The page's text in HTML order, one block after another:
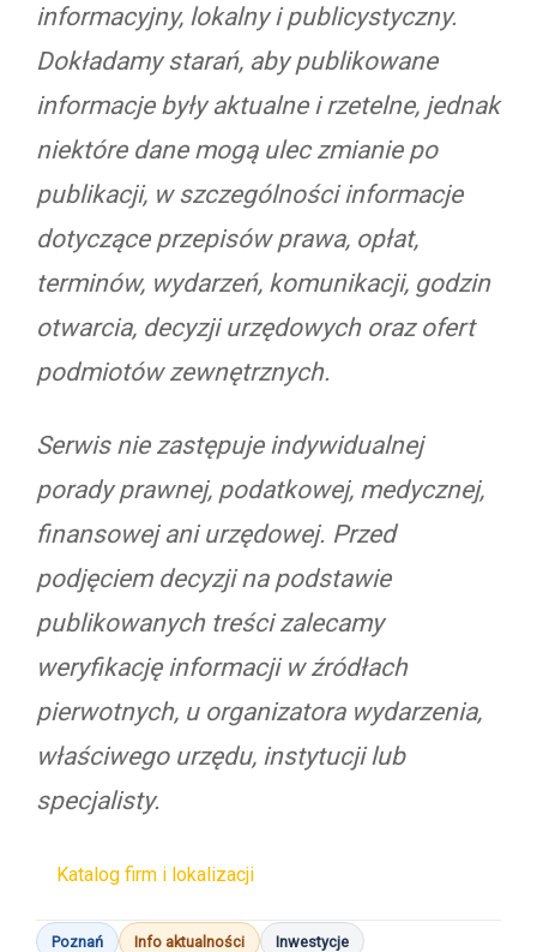
informacyjny, lokalny i publicystyczny.
Dokładamy starań, aby publikowane
informacje były aktualne i rzetelne, jednak
niektóre dane mogą ulec zmianie po
publikacji, w szczególności informacje
dotyczące przepisów prawa, opłat,
terminów, wydarzeń, komunikacji, godzin
otwarcia, decyzji urzędowych oraz ofert
podmiotów zewnętrznych.
Serwis nie zastępuje indywidualnej
porady prawnej, podatkowej, medycznej,
finansowej ani urzędowej. Przed
podjęciem decyzji na podstawie
publikowanych treści zalecamy
weryfikację informacji w źródłach
pierwotnych, u organizatora wydarzenia,
właściwego urzędu, instytucji lub
specjalisty.
Katalog firm i lokalizacji
Poznań Info aktualności Inwestycje